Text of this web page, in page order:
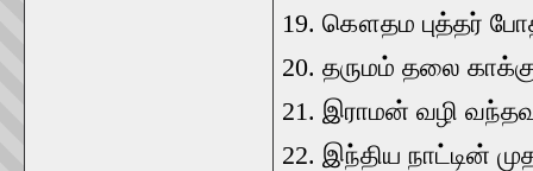
19. கௌதம புத்தர்
20. தருமம் தலை
21. இராமன் வழி
22. இந்திய நாட்டின்